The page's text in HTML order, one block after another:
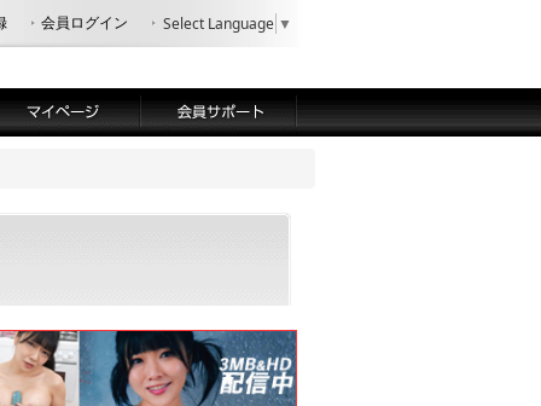
会員ログイン Select Language ▼